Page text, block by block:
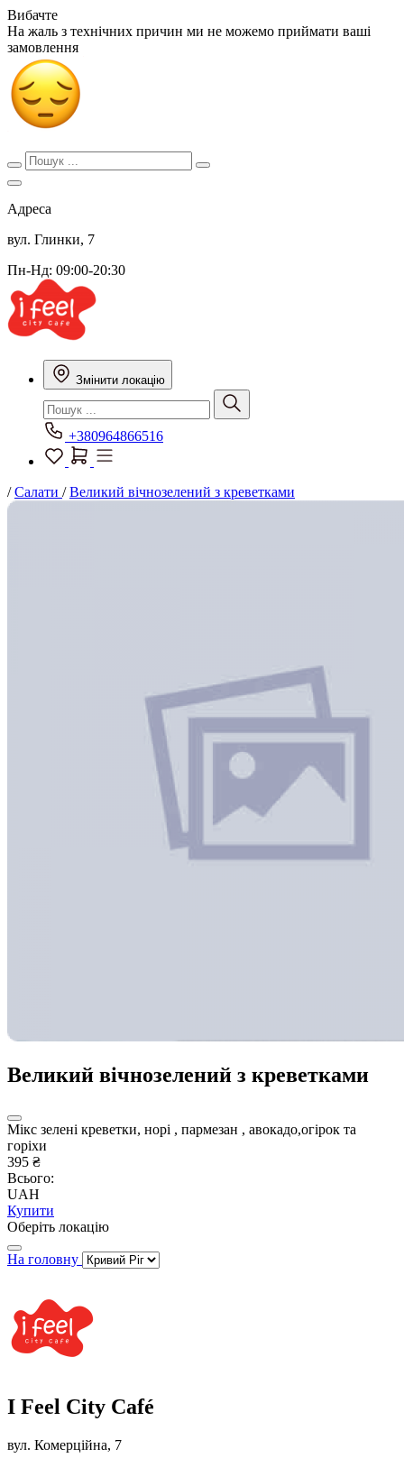
Вибачте
На жаль з технічних причин ми не можемо приймати ваші
замовлення
Адреса
вул. Глинки, 7
Пн-Нд: 09:00-20:30
Змінити локацію
+380964866516
/Салати /Великий вічнозелений з креветками
Великий вічнозелений з креветками
Мікс зелені креветки, норі , пармезан , авокадо,огірок та
горіхи
395 ₴
Всього:
UAH
Купити
Оберіть локацію
На головну
I Feel City Café
вул. Комерційна, 7